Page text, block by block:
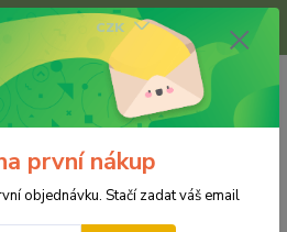
Menu
CZK
0 Kč
první nákup
objednávku. Stačí zadat váš email